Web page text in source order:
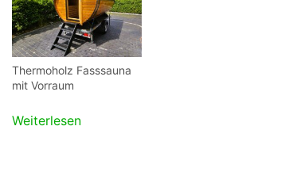
Thermoholz Fasssauna
mit Vorraum
Weiterlesen